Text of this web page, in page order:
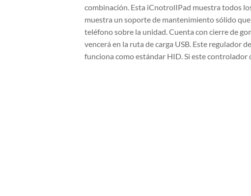
combinación. Esta iCnotrolIPad muestra todos
muestra un soporte de mantenimiento sólido
teléfono sobre la unidad. Cuenta con cierre de
vencerá en la ruta de carga USB. Este regulador
funciona como estándar HID. Si este controlador